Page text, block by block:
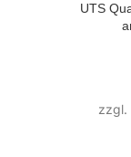
UTS
zzgl.